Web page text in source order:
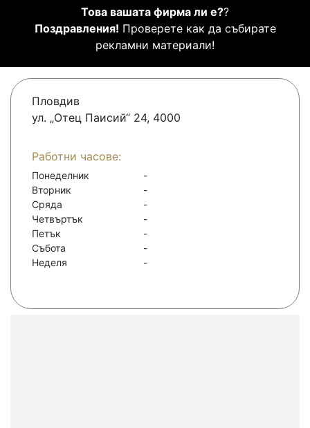
Това вашата фирма ли е??
Поздравления! Проверете как да събирате
рекламни материали!
Пловдив
ул. „Отец Паисий“ 24, 4000
Работни часове:
Понеделник
-
Вторник
-
Сряда
-
Четвъртък
-
Петък
-
Събота
-
Неделя
-